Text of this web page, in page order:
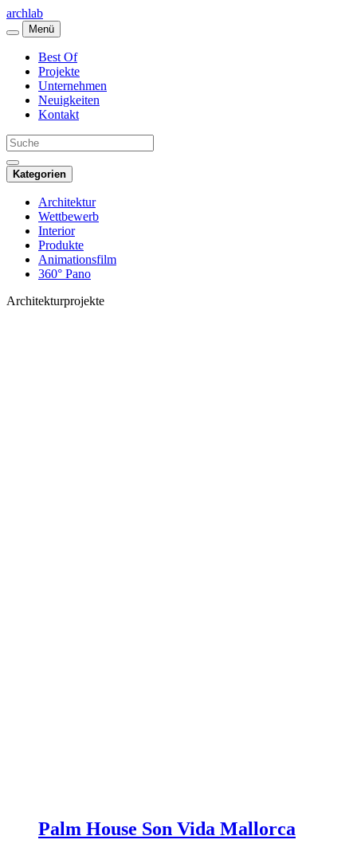
archlab
Menü
Best Of
Projekte
Unternehmen
Neuigkeiten
Kontakt
Kategorien
Architektur
Wettbewerb
Interior
Produkte
Animationsfilm
360° Pano
Architekturprojekte
Palm House Son Vida Mallorca